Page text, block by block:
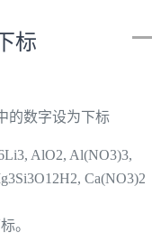
标
的数字设为下标
AlO2, Al(NO3)3,
Ca(NO3)2
。